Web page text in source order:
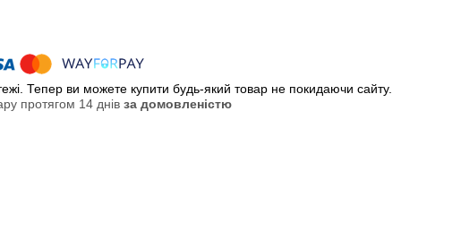
Тепер ви можете купити будь-який товар не покидаючи сайту.
протягом 14 днів за домовленістю